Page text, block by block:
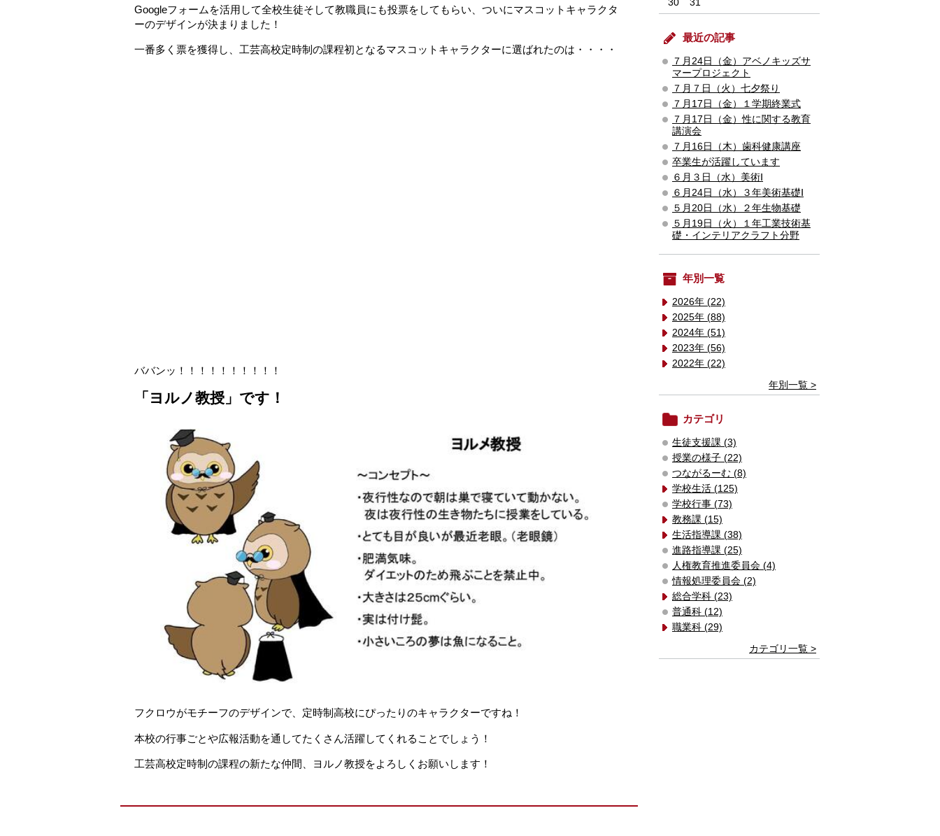
Googleフォームを活用して全校生徒そして教職員にも投票をしてもらい、ついにマスコットキャラクタ
ーのデザインが決まりました！
一番多く票を獲得し、工芸高校定時制の課程初となるマスコットキャラクターに選ばれたのは・・・・
ババンッ！！！！！！！！！！
「ヨルノ教授」です！
フクロウがモチーフのデザインで、定時制高校にぴったりのキャラクターですね！
本校の行事ごとや広報活動を通してたくさん活躍してくれることでしょう！
工芸高校定時制の課程の新たな仲間、ヨルノ教授をよろしくお願いします！
30
31
最近の記事
７月24日（金）アベノキッズサ
マープロジェクト
７月７日（火）七夕祭り
７月17日（金）１学期終業式
７月17日（金）性に関する教育
講演会
７月16日（木）歯科健康講座
卒業生が活躍しています
６月３日（水）美術Ⅰ
６月24日（水）３年美術基礎Ⅰ
５月20日（水）２年生物基礎
５月19日（火）１年工業技術基
礎・インテリアクラフト分野
年別一覧
2026年 (22)
2025年 (88)
2024年 (51)
2023年 (56)
2022年 (22)
年別一覧 >
カテゴリ
生徒支援課 (3)
授業の様子 (22)
つながるーむ (8)
学校生活 (125)
学校行事 (73)
教務課 (15)
生活指導課 (38)
進路指導課 (25)
人権教育推進委員会 (4)
情報処理委員会 (2)
総合学科 (23)
普通科 (12)
職業科 (29)
カテゴリ一覧 >